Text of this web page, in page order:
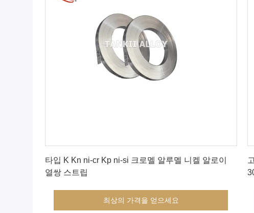
타입 K Kn ni-cr Kp ni-si 크로멜 알루멜 니켈 알로이
열쌍 스트립
최상의 가격을 얻으세요